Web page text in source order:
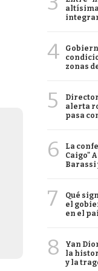
4
zonas
5
alerta
pasa
6
La
Caigo"
Barassi
7
Qué
el
en el
8
Yan
la
y la